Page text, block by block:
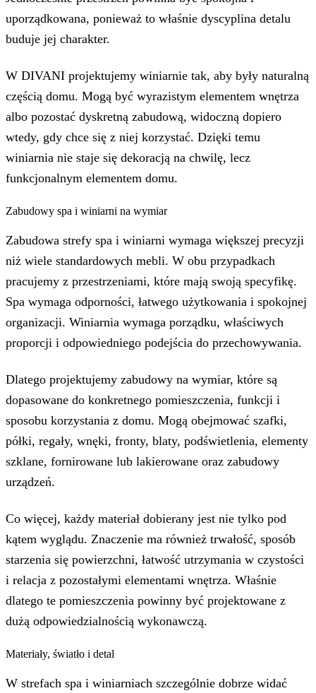
uporządkowana, ponieważ to właśnie dyscyplina detalu
buduje jej charakter.
W DIVANI projektujemy winiarnie tak, aby były naturalną
częścią domu. Mogą być wyrazistym elementem wnętrza
albo pozostać dyskretną zabudową, widoczną dopiero
wtedy, gdy chce się z niej korzystać. Dzięki temu
winiarnia nie staje się dekoracją na chwilę, lecz
funkcjonalnym elementem domu.
Zabudowy spa i winiarni na wymiar
Zabudowa strefy spa i winiarni wymaga większej precyzji
niż wiele standardowych mebli. W obu przypadkach
pracujemy z przestrzeniami, które mają swoją specyfikę.
Spa wymaga odporności, łatwego użytkowania i spokojnej
organizacji. Winiarnia wymaga porządku, właściwych
proporcji i odpowiedniego podejścia do przechowywania.
Dlatego projektujemy zabudowy na wymiar, które są
dopasowane do konkretnego pomieszczenia, funkcji i
sposobu korzystania z domu. Mogą obejmować szafki,
półki, regały, wnęki, fronty, blaty, podświetlenia, elementy
szklane, fornirowane lub lakierowane oraz zabudowy
urządzeń.
Co więcej, każdy materiał dobierany jest nie tylko pod
kątem wyglądu. Znaczenie ma również trwałość, sposób
starzenia się powierzchni, łatwość utrzymania w czystości
i relacja z pozostałymi elementami wnętrza. Właśnie
dlatego te pomieszczenia powinny być projektowane z
dużą odpowiedzialnością wykonawczą.
Materiały, światło i detal
W strefach spa i winiarniach szczególnie dobrze widać